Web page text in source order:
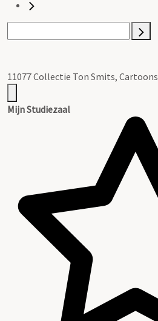
11077 Collectie Ton Smits, Cartoons
Mijn Studiezaal